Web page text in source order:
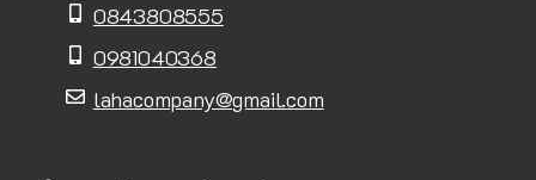
0843808555
0981040368
lahacompany@gmail.com